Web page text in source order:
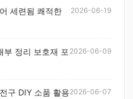
세련됨 쾌적한
2026-06-19
부 정리 보호재 포 2026-06-09
구 DIY 소품 활용2026-06-07